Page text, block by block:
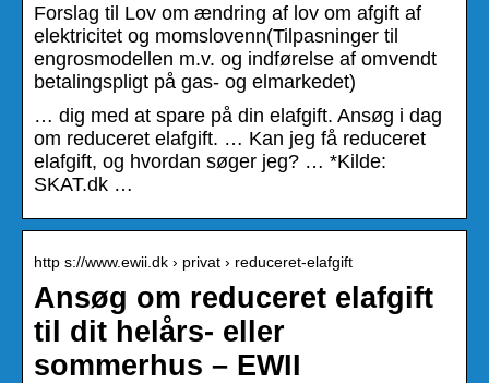
Forslag til Lov om ændring af lov om afgift af
elektricitet og momslovenn(Tilpasninger til
engrosmodellen m.v. og indførelse af omvendt
betalingspligt på gas- og elmarkedet)
… dig med at spare på din elafgift. Ansøg i dag
om reduceret elafgift. … Kan jeg få reduceret
elafgift, og hvordan søger jeg? … *Kilde:
SKAT.dk …
http s://www.ewii.dk › privat › reduceret-elafgift
Ansøg om reduceret elafgift
til dit helårs- eller
sommerhus – EWII